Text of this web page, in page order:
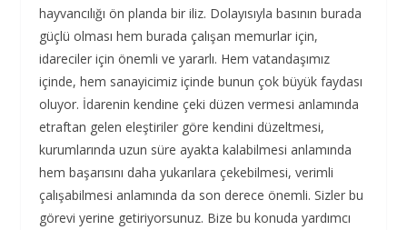
hayvancılığı ön planda bir iliz. Dolayısıyla basının burada
güçlü olması hem burada çalışan memurlar için,
idareciler için önemli ve yararlı. Hem vatandaşımız
içinde, hem sanayicimiz içinde bunun çok büyük faydası
oluyor. İdarenin kendine çeki düzen vermesi anlamında
etraftan gelen eleştiriler göre kendini düzeltmesi,
kurumlarında uzun süre ayakta kalabilmesi anlamında
hem başarısını daha yukarılara çekebilmesi, verimli
çalışabilmesi anlamında da son derece önemli. Sizler bu
görevi yerine getiriyorsunuz. Bize bu konuda yardımcı